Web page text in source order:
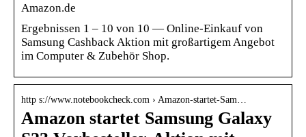
Amazon.de
Ergebnissen 1 – 10 von 10 — Online-Einkauf von
Samsung Cashback Aktion mit großartigem Angebot
im Computer & Zubehör Shop.
http s://www.notebookcheck.com › Amazon-startet-Sam…
Amazon startet Samsung Galaxy